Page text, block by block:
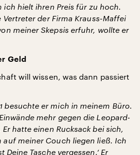
ich hielt ihren Preis für zu hoch.
der Firma Krauss-Maffei
meiner Skepsis erfuhr, wollte er
Geld
will wissen, was dann passiert
besuchte er mich in meinem Büro.
mehr gegen die Leopard-
hatte einen Rucksack bei sich,
auf meiner Couch liegen ließ. Ich
Deine Tasche vergessen.‘ Er